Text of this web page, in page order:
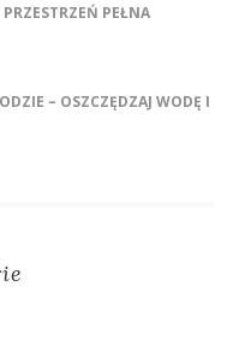
PEŁNA
– OSZCZĘDZAJ WODĘ I